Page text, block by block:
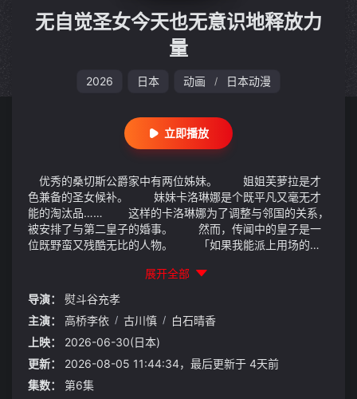
无自觉圣女今天也无意识地释放力
量
2026 日本 动画 / 日本动漫
立即播放
优秀的桑切斯公爵家中有两位姊妹。 姐姐芙萝拉是才
色兼备的圣女候补。 妹妹卡洛琳娜是个既平凡又毫无才
能的淘汰品…… 这样的卡洛琳娜为了调整与邻国的关系，
被安排了与第二皇子的婚事。 然而，传闻中的皇子是一
位既野蛮又残酷无比的人物。 「如果我能派上用场的
改变了人生。 收到与传闻相反的绅士皇子、皇帝及皇后
的正面评价，她终于能得到认可！？
展开全部
导演：
熨斗谷充孝
主演：
高桥李依 / 古川慎 / 白石晴香
上映：
2026-06-30(日本)
更新：
2026-08-05 11:44:34，最后更新于 4天前
集数：
第6集